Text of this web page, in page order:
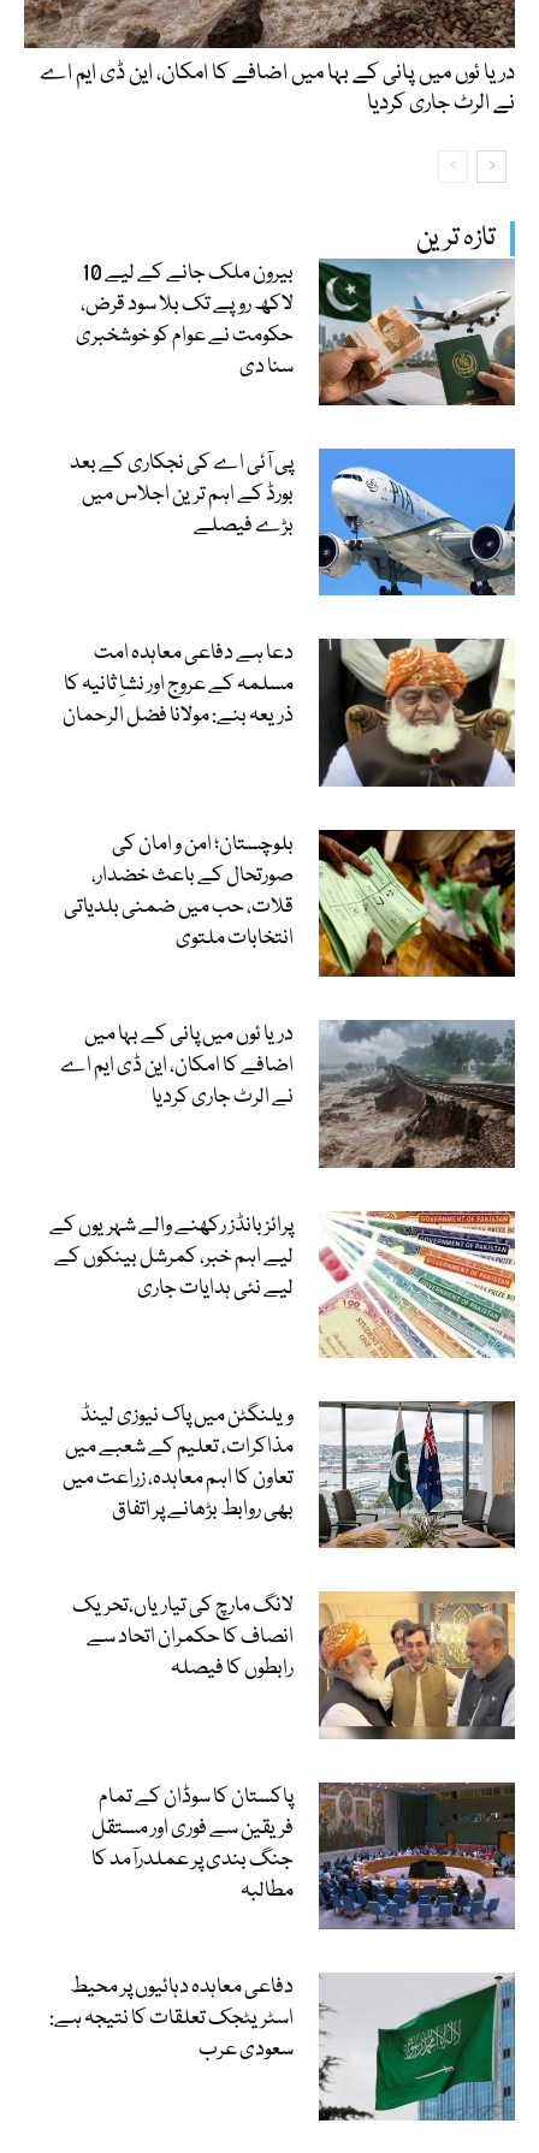
تازہ ترین
بیرون ملک جانے کے لیے 10
لاکھ روپے تک بلا سود قرض،
حکومت نے عوام کو خوشخبری
سنا دی
پی آئی اے کی نجکاری کے بعد
بورڈ کے اہم ترین اجلاس میں
بڑے فیصلے
دعا ہے دفاعی معاہدہ امت
مسلمہ کے عروج اور نشاِ ثانیہ کا
ذریعہ بنے: مولانا فضل الرحمان
بلوچستان؛ امن و امان کی
صورتحال کے باعث خضدار،
قلات، حب میں ضمنی بلدیاتی
انتخابات ملتوی
دریا ئوں میں پانی کے بہا میں
اضافے کا امکان، این ڈی ایم اے
نے الرٹ جاری کردیا
پرائز بانڈز رکھنے والے شہریوں کے
لیے اہم خبر، کمرشل بینکوں کے
لیے نئی ہدایات جاری
ویلنگٹن میں پاک نیوزی لینڈ
مذاکرات، تعلیم کے شعبے میں
تعاون کا اہم معاہدہ، زراعت میں
بھی روابط بڑھانے پر اتفاق
لانگ مارچ کی تیاریاں،تحریک
انصاف کا حکمران اتحاد سے
رابطوں کا فیصلہ
پاکستان کا سوڈان کے تمام
فریقین سے فوری اور مستقل
جنگ بندی پر عملدرآمد کا
مطالبہ
دفاعی معاہدہ دہائیوں پر محیط
اسٹریٹجک تعلقات کا نتیجہ ہے:
سعودی عرب
دریا ئوں میں پانی کے بہا میں اضافے کا امکان، این ڈی ایم اے
نے الرٹ جاری کردیا